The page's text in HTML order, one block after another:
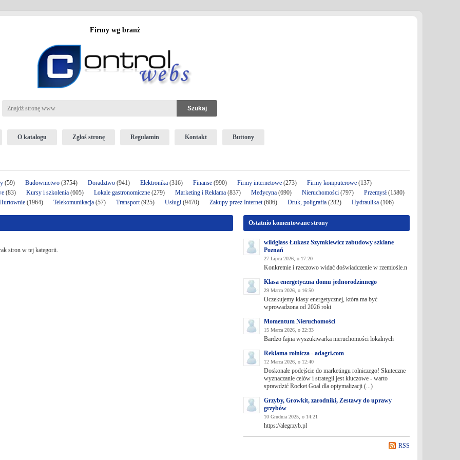
Firmy wg branż
O katalogu Zgłoś stronę Regulamin Kontakt Buttony
(59) Budownictwo (3754) Doradztwo (941) Elektronika (316) Finanse (990) Firmy internetowe (273) Firmy komputerowe (137)
(83) Kursy i szkolenia (605) Lokale gastronomiczne (279) Marketing i Reklama (837) Medycyna (690) Nieruchomości (797) Przemysł(1580)
(1964) Telekomunikacja (57) Transport(925) Usługi (9470) Zakupy przez Internet(686) Druk, poligrafia (282) Hydraulika (106)
stron w tej kategorii.
Ostatnio komentowane strony
wildglass Łukasz Szymkiewicz zabudowy szklane
Poznań
27 Lipca 2026, o 17:20
Konkretnie i rzeczowo widać doświadczenie w rzemiośle.n
Klasa energetyczna domu jednorodzinnego
29 Marca 2026, o 16:50
Oczekujemy klasy energetycznej, która ma być
wprowadzona od 2026 roki
Momentum Nieruchomości
15 Marca 2026, o 22:33
Bardzo fajna wyszukiwarka nieruchomości lokalnych
Reklama rolnicza - adagri.com
12 Marca 2026, o 12:40
Doskonałe podejście do marketingu rolniczego! Skuteczne
wyznaczanie celów i strategii jest kluczowe - warto
sprawdzić Rocket Goal dla optymalizacji (...)
Grzyby, Growkit, zarodniki, Zestawy do uprawy
grzybów
10 Grudnia 2025, o 14:21
https://alegrzyb.pl
RSS